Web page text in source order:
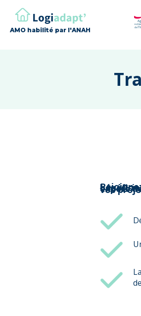
AMO habilité par l'ANAH
Rejoignez notre réseau d’artisans de confiance et